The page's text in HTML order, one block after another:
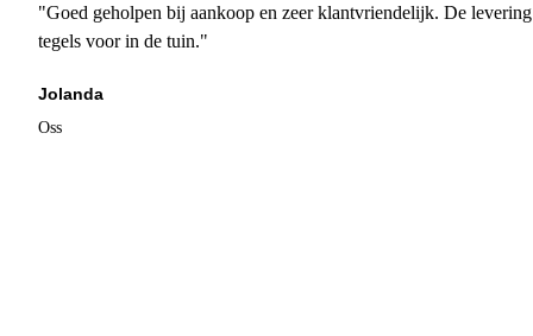
"Goed geholpen bij aankoop en zeer klantvriendelijk. De
tegels voor in de tuin."
Jolanda
Oss